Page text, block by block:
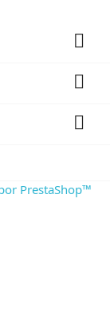



PrestaShop™